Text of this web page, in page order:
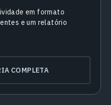
em formato
e um relatório
COMPLETA